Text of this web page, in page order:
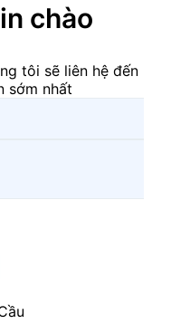
chào
tôi sẽ liên hệ đến
sớm nhất